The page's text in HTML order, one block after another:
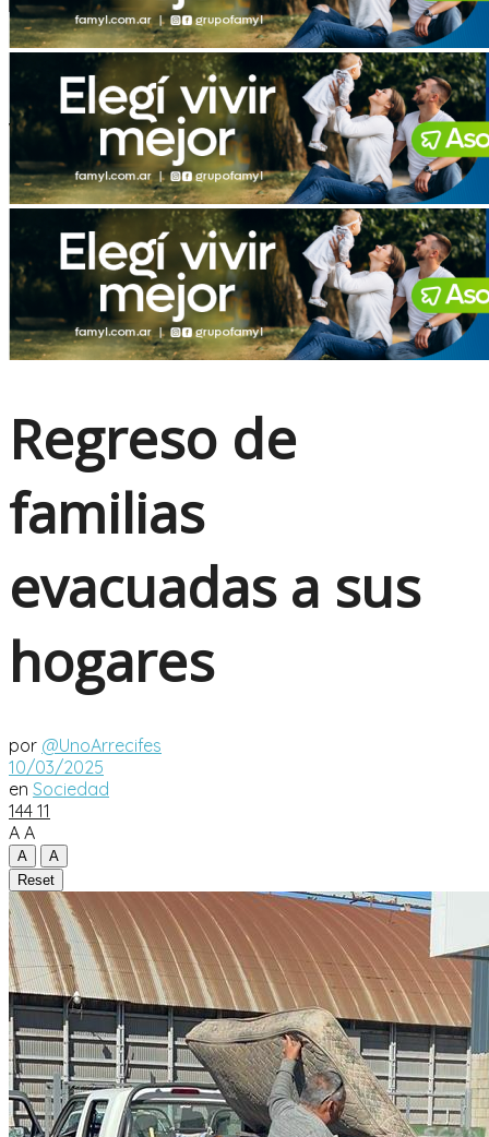
No Result
View All Result
Regreso de
familias
evacuadas a sus
hogares
por @UnoArrecifes
10/03/2025
en Sociedad
144 11
A A
A
A
Reset